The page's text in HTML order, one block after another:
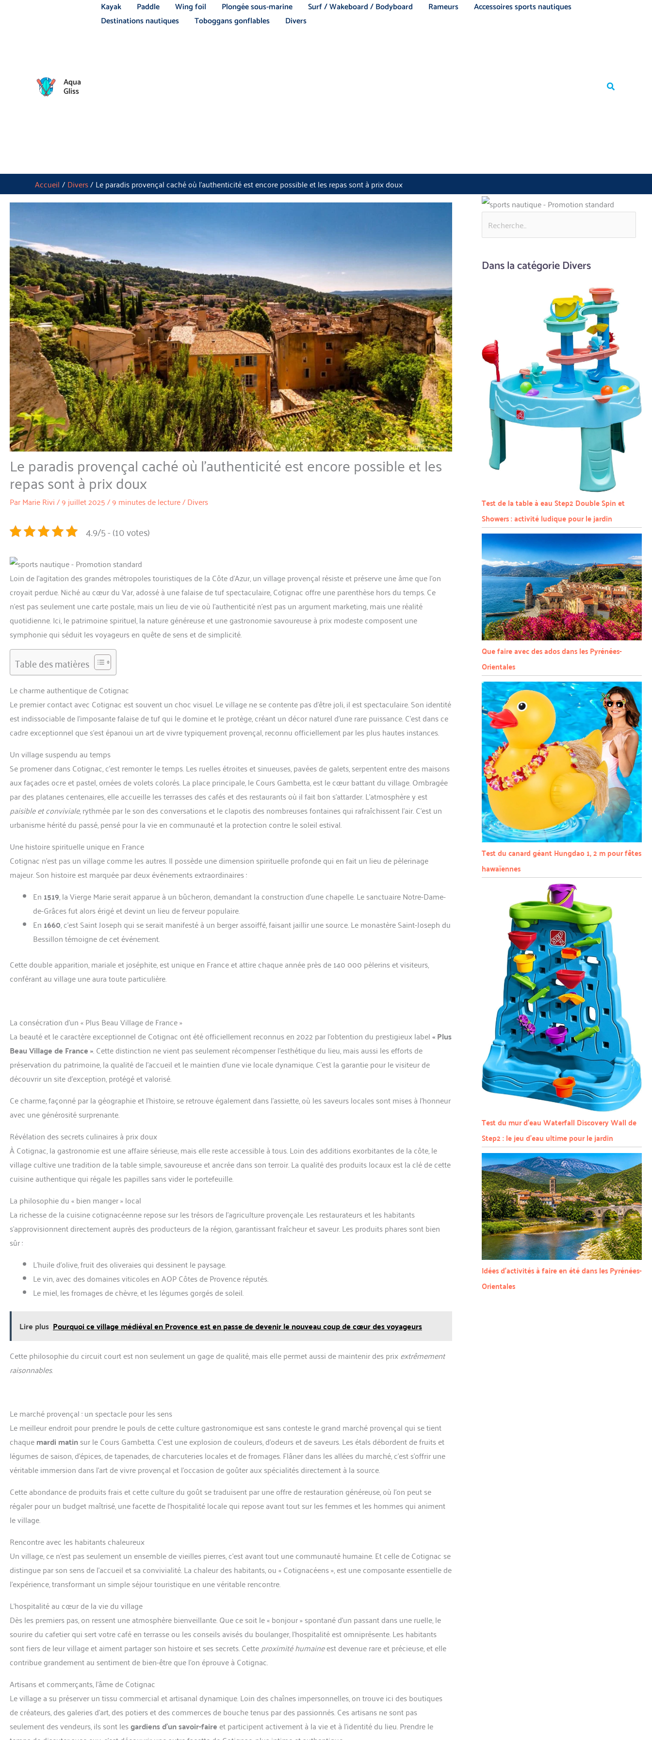
Aqua
Gliss
Kayak Paddle Wing foil Plongée sous-marine Surf / Wakeboard / Bodyboard Rameurs
Accessoires sports nautiques
Destinations nautiques
Toboggans gonflables Divers
Rechercher
Accueil Divers Le paradis provençal caché où l’authenticité est encore possible et les repas sont à prix doux
Le paradis provençal caché où l’authenticité est encore possible et les
repas sont à prix doux
ParMarie Rivi/9 juillet 2025/9 minutes de lecture/Divers
4.9/5 - (10 votes)
Loin de l’agitation des grandes métropoles touristiques de la Côte d’Azur, un village provençal résiste et préserve une âme que l’on
croyait perdue. Niché au cœur du Var, adossé à une falaise de tuf spectaculaire, Cotignac offre une parenthèse hors du temps. Ce
n’est pas seulement une carte postale, mais un lieu de vie où l’authenticité n’est pas un argument marketing, mais une réalité
quotidienne. Ici, le patrimoine spirituel, la nature généreuse et une gastronomie savoureuse à prix modeste composent une
symphonie qui séduit les voyageurs en quête de sens et de simplicité.
Table des matières
Le charme authentique de Cotignac
Le premier contact avec Cotignac est souvent un choc visuel. Le village ne se contente pas d’être joli, il est spectaculaire. Son identité
est indissociable de l’imposante falaise de tuf qui le domine et le protège, créant un décor naturel d’une rare puissance. C’est dans ce
cadre exceptionnel que s’est épanoui un art de vivre typiquement provençal, reconnu officiellement par les plus hautes instances.
Un village suspendu au temps
Se promener dans Cotignac, c’est remonter le temps. Les ruelles étroites et sinueuses, pavées de galets, serpentent entre des maisons
aux façades ocre et pastel, ornées de volets colorés. La place principale, le Cours Gambetta, est le cœur battant du village. Ombragée
par des platanes centenaires, elle accueille les terrasses des cafés et des restaurants où il fait bon s’attarder. L’atmosphère y est
paisible et conviviale, rythmée par le son des conversations et le clapotis des nombreuses fontaines qui rafraîchissent l’air. C’est un
urbanisme hérité du passé, pensé pour la vie en communauté et la protection contre le soleil estival.
Une histoire spirituelle unique en France
Cotignac n’est pas un village comme les autres. Il possède une dimension spirituelle profonde qui en fait un lieu de pèlerinage
majeur. Son histoire est marquée par deux événements extraordinaires :
En 1519, la Vierge Marie serait apparue à un bûcheron, demandant la construction d’une chapelle. Le sanctuaire Notre-Dame-
de-Grâces fut alors érigé et devint un lieu de ferveur populaire.
En 1660, c’est Saint Joseph qui se serait manifesté à un berger assoiffé, faisant jaillir une source. Le monastère Saint-Joseph du
Bessillon témoigne de cet événement.
Cette double apparition, mariale et joséphite, est unique en France et attire chaque année près de 140 000 pèlerins et visiteurs,
conférant au village une aura toute particulière.
La consécration d’un « Plus Beau Village de France »
La beauté et le caractère exceptionnel de Cotignac ont été officiellement reconnus en 2022 par l’obtention du prestigieux label« Plus
Beau Village de France ». Cette distinction ne vient pas seulement récompenser l’esthétique du lieu, mais aussi les efforts de
préservation du patrimoine, la qualité de l’accueil et le maintien d’une vie locale dynamique. C’est la garantie pour le visiteur de
découvrir un site d’exception, protégé et valorisé.
Ce charme, façonné par la géographie et l’histoire, se retrouve également dans l’assiette, où les saveurs locales sont mises à l’honneur
avec une générosité surprenante.
Révélation des secrets culinaires à prix doux
À Cotignac, la gastronomie est une affaire sérieuse, mais elle reste accessible à tous. Loin des additions exorbitantes de la côte, le
village cultive une tradition de la table simple, savoureuse et ancrée dans son terroir. La qualité des produits locaux est la clé de cette
cuisine authentique qui régale les papilles sans vider le portefeuille.
La philosophie du « bien manger » local
La richesse de la cuisine cotignacéenne repose sur les trésors de l’agriculture provençale. Les restaurateurs et les habitants
s’approvisionnent directement auprès des producteurs de la région, garantissant fraîcheur et saveur. Les produits phares sont bien
sûr :
L’huile d’olive, fruit des oliveraies qui dessinent le paysage.
Le vin, avec des domaines viticoles en AOP Côtes de Provence réputés.
Le miel, les fromages de chèvre, et les légumes gorgés de soleil.
Lire plus Pourquoi ce village médiéval en Provence est en passe de devenir le nouveau coup de cœur des voyageurs
Cette philosophie du circuit court est non seulement un gage de qualité, mais elle permet aussi de maintenir des prixextrêmement
raisonnables.
Le marché provençal : un spectacle pour les sens
Le meilleur endroit pour prendre le pouls de cette culture gastronomique est sans conteste le grand marché provençal qui se tient
chaquemardi matinsur le Cours Gambetta. C’est une explosion de couleurs, d’odeurs et de saveurs. Les étals débordent de fruits et
légumes de saison, d’épices, de tapenades, de charcuteries locales et de fromages. Flâner dans les allées du marché, c’est s’offrir une
véritable immersion dans l’art de vivre provençal et l’occasion de goûter aux spécialités directement à la source.
Cette abondance de produits frais et cette culture du goût se traduisent par une offre de restauration généreuse, où l’on peut se
régaler pour un budget maîtrisé, une facette de l’hospitalité locale qui repose avant tout sur les femmes et les hommes qui animent
le village.
Rencontre avec les habitants chaleureux
Un village, ce n’est pas seulement un ensemble de vieilles pierres, c’est avant tout une communauté humaine. Et celle de Cotignac se
distingue par son sens de l’accueil et sa convivialité. La chaleur des habitants, ou « Cotignacéens », est une composante essentielle de
l’expérience, transformant un simple séjour touristique en une véritable rencontre.
L’hospitalité au cœur de la vie du village
Dès les premiers pas, on ressent une atmosphère bienveillante. Que ce soit le « bonjour » spontané d’un passant dans une ruelle, le
sourire du cafetier qui sert votre café en terrasse ou les conseils avisés du boulanger, l’hospitalité est omniprésente. Les habitants
sont fiers de leur village et aiment partager son histoire et ses secrets. Cetteproximité humaineest devenue rare et précieuse, et elle
contribue grandement au sentiment de bien-être que l’on éprouve à Cotignac.
Artisans et commerçants, l’âme de Cotignac
Le village a su préserver un tissu commercial et artisanal dynamique. Loin des chaînes impersonnelles, on trouve ici des boutiques
de créateurs, des galeries d’art, des potiers et des commerces de bouche tenus par des passionnés. Ces artisans ne sont pas
seulement des vendeurs, ils sont lesgardiens d’un savoir-faire et participent activement à la vie et à l’identité du lieu. Prendre le
Rechercher
Dans la catégorie Divers
Test de la table à eau Step2 Double Spin et
Showers : activité ludique pour le jardin
Que faire avec des ados dans les Pyrénées-
Orientales
Test du canard géant Hungdao 1, 2 m pour fêtes
hawaïennes
Test du mur d’eau Waterfall Discovery Wall de
Step2 : le jeu d’eau ultime pour le jardin
Idées d’activités à faire en été dans les Pyrénées-
Orientales